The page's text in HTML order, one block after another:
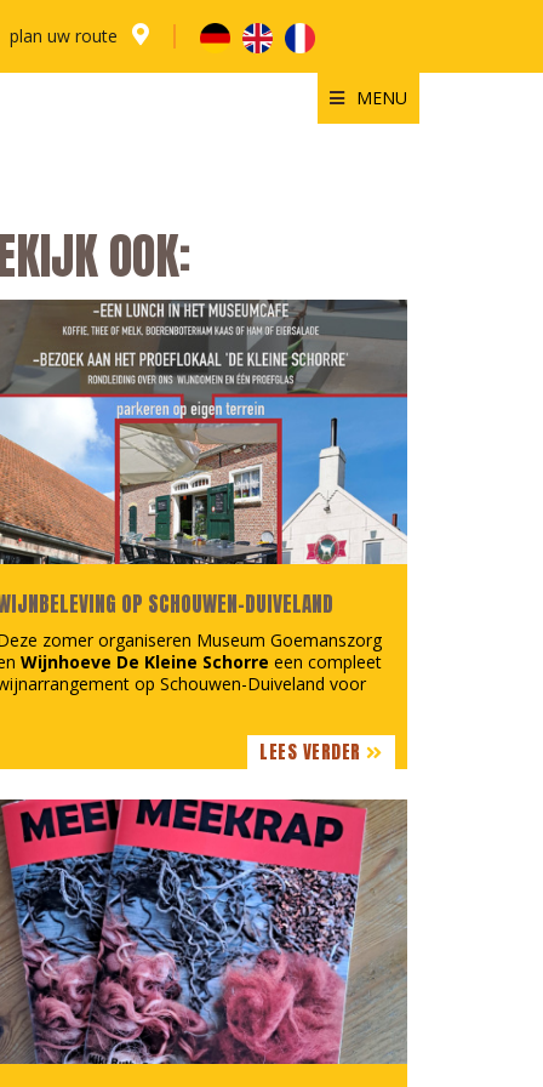
plan uw route
MENU
OOK:
OP SCHOUWEN-DUIVELAND
zomer organiseren Museum Goemanszorg
Wijnhoeve De Kleine Schorre een compleet
op Schouwen-Duiveland voor
De middag begint met een bezoek aan de
Wijn, het nieuwe Zeeuwse goud? in
ontdek je hoe wijnbouw en Zeeuwse wijn de
jaren een steeds belangrijkere plek
gekregen in Zeeland.
Aansluitend genieten deelnemers van een lunch
het museumcafé, met koffie, thee of melk en
een boerenboterham met kaas, ham of
volgt een bezoek aan Wijnhoeve De
Schorre. Tijdens een rondleiding over het
hoor je meer over Zeeuwse
en wordt de middag afgesloten met
LEES VERDER